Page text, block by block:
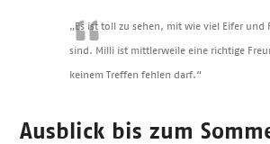
„Es ist toll zu sehen, mit wie viel Eifer und
sind. Milli ist mittlerweile eine richtige
keinem Treffen fehlen darf.“
Ausblick bis zum